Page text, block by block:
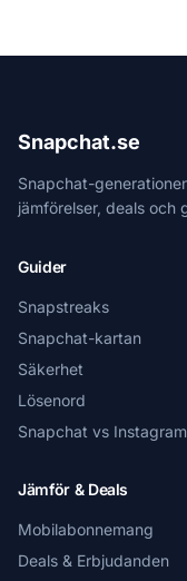
Snapchat.se
Snapchat-
jämförelser, deals och
Guider
Snapstreaks
Snapchat-kartan
Säkerhet
Lösenord
Snapchat vs Instagram
Jämför & Deals
Mobilabonnemang
Deals & Erbjudanden